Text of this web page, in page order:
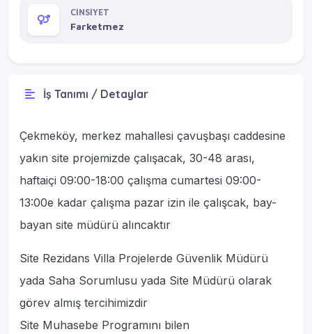
CİNSİYET
Farketmez
İş Tanımı / Detaylar
Çekmeköy, merkez mahallesi çavuşbaşı caddesine
yakın site projemizde çalışacak, 30-48 arası,
haftaiçi 09:00-18:00 çalışma cumartesi 09:00-
13:00e kadar çalışma pazar izin ile çalışcak, bay-
bayan site müdürü alıncaktır
Site Rezidans Villa Projelerde Güvenlik Müdürü
yada Saha Sorumlusu yada Site Müdürü olarak
görev almış tercihimizdir
Site Muhasebe Programını bilen